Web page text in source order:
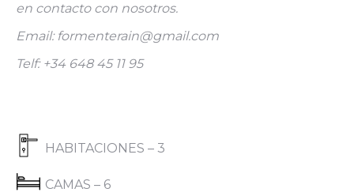
en contacto con nosotros.
Email: formenterain@gmail.com
Telf: +34 648 45 11 95
HABITACIONES – 3
CAMAS – 6